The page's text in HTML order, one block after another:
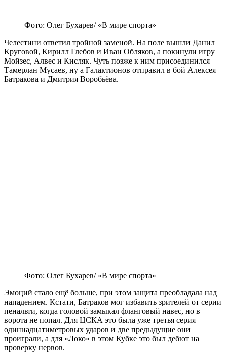
Фото: Олег Бухарев/ «В мире спорта»
Челестини ответил тройной заменой. На поле вышли Данил
Круговой, Кирилл Глебов и Иван Обляков, а покинули игру
Мойзес, Алвес и Кисляк. Чуть позже к ним присоединился
Тамерлан Мусаев, ну а Галактионов отправил в бой Алексея
Батракова и Дмитрия Воробьёва.
Фото: Олег Бухарев/ «В мире спорта»
Эмоций стало ещё больше, при этом защита преобладала над
нападением. Кстати, Батраков мог избавить зрителей от серии
пенальти, когда головой замыкал фланговый навес, но в
ворота не попал. Для ЦСКА это была уже третья серия
одиннадцатиметровых ударов и две предыдущие они
проиграли, а для «Локо» в этом Кубке это был дебют на
проверку нервов.